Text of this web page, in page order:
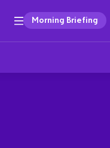
Morning Briefing